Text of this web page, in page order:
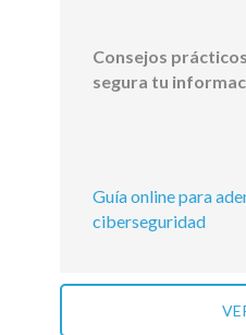
Consejos
segura tu
Guía online para
ciberseguridad